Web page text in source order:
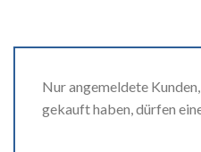
Nur angemeldete
gekauft haben, dürfen